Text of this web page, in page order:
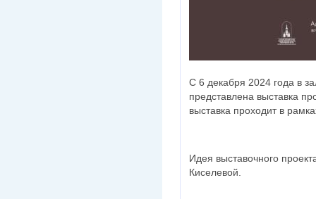
С 6 декабря 2024 года в
представлена выставка
выставка проходит в
Идея выставочного
Киселевой.